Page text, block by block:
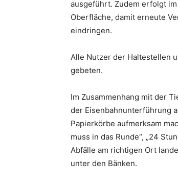
ausgeführt. Zudem erfolgt
Oberfläche, damit erneute
eindringen.
Alle Nutzer der Haltestellen
gebeten.
Im Zusammenhang mit der
der Eisenbahnunterführung
Papierkörbe aufmerksam
muss in das Runde“, „24
Abfälle am richtigen Ort
unter den Bänken.